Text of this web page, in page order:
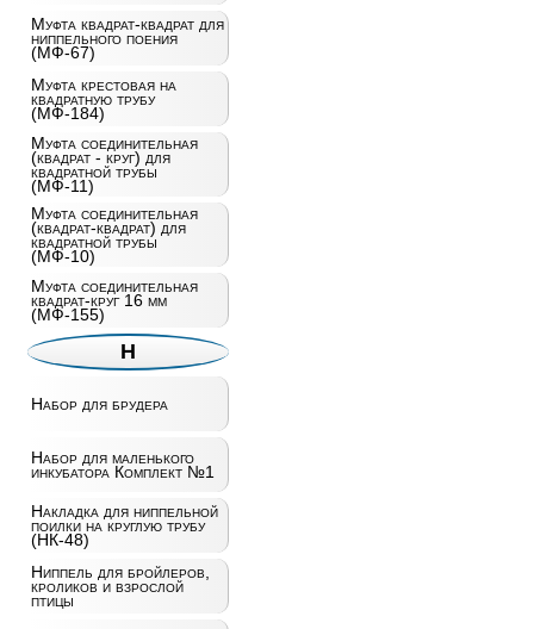
Муфта квадрат-квадрат для
ниппельного поения
(МФ-67)
Муфта крестовая на
квадратную трубу
(МФ-184)
Муфта соединительная
(квадрат - круг) для
квадратной трубы
(МФ-11)
Муфта соединительная
(квадрат-квадрат) для
квадратной трубы
(МФ-10)
Муфта соединительная
квадрат-круг 16 мм
(МФ-155)
Н
Набор для брудера
Набор для маленького
инкубатора Комплект №1
Накладка для ниппельной
поилки на круглую трубу
(НК-48)
Ниппель для бройлеров,
кроликов и взрослой
птицы